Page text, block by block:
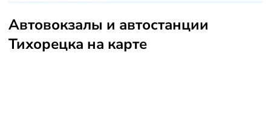
Автовокзалы и автостанции
Тихорецка на карте